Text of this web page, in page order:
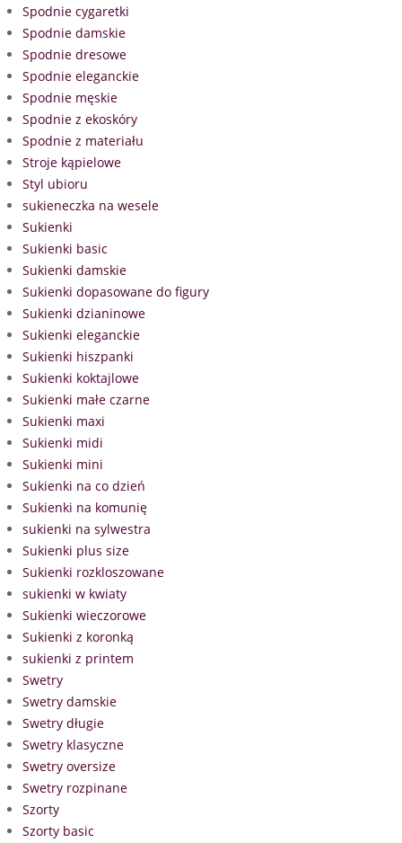
Spodnie cygaretki
Spodnie damskie
Spodnie dresowe
Spodnie eleganckie
Spodnie męskie
Spodnie z ekoskóry
Spodnie z materiału
Stroje kąpielowe
Styl ubioru
sukieneczka na wesele
Sukienki
Sukienki basic
Sukienki damskie
Sukienki dopasowane do figury
Sukienki dzianinowe
Sukienki eleganckie
Sukienki hiszpanki
Sukienki koktajlowe
Sukienki małe czarne
Sukienki maxi
Sukienki midi
Sukienki mini
Sukienki na co dzień
Sukienki na komunię
sukienki na sylwestra
Sukienki plus size
Sukienki rozkloszowane
sukienki w kwiaty
Sukienki wieczorowe
Sukienki z koronką
sukienki z printem
Swetry
Swetry damskie
Swetry długie
Swetry klasyczne
Swetry oversize
Swetry rozpinane
Szorty
Szorty basic